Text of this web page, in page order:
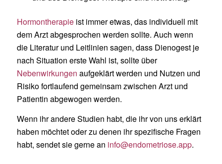
Hormontherapieist immer etwas, das individuell mit
dem Arzt abgesprochen werden sollte. Auch wenn
die Literatur und Leitlinien sagen, dass Dienogest je
nach Situation erste Wahl ist, sollte über
Nebenwirkungen aufgeklärt werden und Nutzen und
Risiko fortlaufend gemeinsam zwischen Arzt und
Patientin abgewogen werden.
Wenn ihr andere Studien habt, die ihr von uns erklärt
haben möchtet oder zu denen ihr spezifische Fragen
habt, sendet sie gerne an info@endometriose.app.